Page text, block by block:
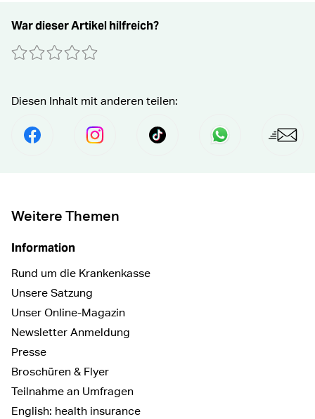
War dieser Artikel hilfreich?
0 Sterne
1 Stern2 Sterne
3 Sterne
4 Sterne5 Sterne
Absenden
Diesen Inhalt mit anderen teilen:
Per Facebook Teilensocial.media.share.instagram.prefix
Senden perPer
Weitere Themen
Information
Rund um die Krankenkasse
Unsere Satzung
Unser Online-Magazin
Newsletter Anmeldung
Presse
Broschüren & Flyer
Teilnahme an Umfragen
English: health insurance